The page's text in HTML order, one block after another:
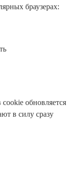
браузерах:
обновляется
в силу сразу